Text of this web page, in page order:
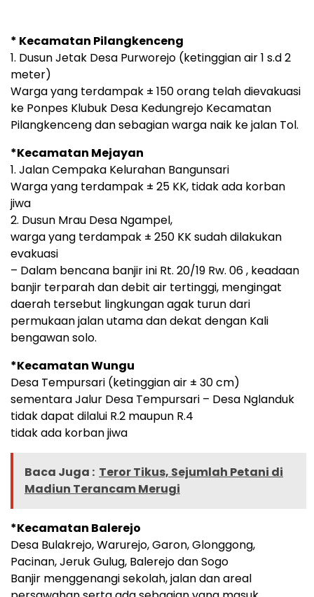
* Kecamatan Pilangkenceng
1. Dusun Jetak Desa Purworejo (ketinggian air 1 s.d 2
meter)
Warga yang terdampak ± 150 orang telah dievakuasi
ke Ponpes Klubuk Desa Kedungrejo Kecamatan
Pilangkenceng dan sebagian warga naik ke jalan Tol.
*Kecamatan Mejayan
1. Jalan Cempaka Kelurahan Bangunsari
Warga yang terdampak ± 25 KK, tidak ada korban
jiwa
2. Dusun Mrau Desa Ngampel,
warga yang terdampak ± 250 KK sudah dilakukan
evakuasi
– Dalam bencana banjir ini Rt. 20/19 Rw. 06 , keadaan
banjir terparah dan debit air tertinggi, mengingat
daerah tersebut lingkungan agak turun dari
permukaan jalan utama dan dekat dengan Kali
bengawan solo.
*Kecamatan Wungu
Desa Tempursari (ketinggian air ± 30 cm)
sementara Jalur Desa Tempursari – Desa Nglanduk
tidak dapat dilalui R.2 maupun R.4
tidak ada korban jiwa
Baca Juga : Teror Tikus, Sejumlah Petani di
Madiun Terancam Merugi
*Kecamatan Balerejo
Desa Bulakrejo, Warurejo, Garon, Glonggong,
Pacinan, Jeruk Gulug, Balerejo dan Sogo
Banjir menggenangi sekolah, jalan dan areal